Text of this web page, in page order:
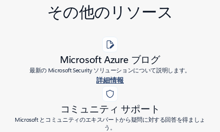
その他のリソース
Microsoft Azure ブログ
最新の Microsoft Security ソリューションについて説明します。
詳細情報
コミュニティ サポート
Microsoft とコミュニティのエキスパートから疑問に対する回答を得ましょ
う。